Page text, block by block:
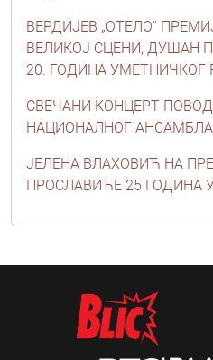
ВЕРДИЈЕВ „ОТЕЛО“
ВЕЛИКОЈ СЦЕНИ, ДУШАН
20. ГОДИНА УМЕТНИЧКОГ
СВЕЧАНИ КОНЦЕРТ
НАЦИОНАЛНОГ АНСАМБЛА
ЈЕЛЕНА ВЛАХОВИЋ НА
ПРОСЛАВИЋЕ 25 ГОДИНА